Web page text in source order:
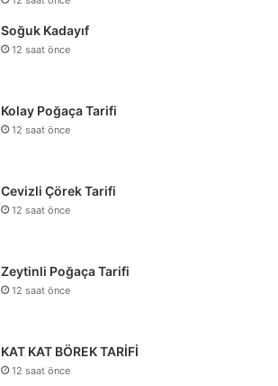
Soğuk Kadayıf
12 saat önce
Kolay Poğaça Tarifi
12 saat önce
Cevizli Çörek Tarifi
12 saat önce
Zeytinli Poğaça Tarifi
12 saat önce
KAT KAT BÖREK TARİFİ
12 saat önce